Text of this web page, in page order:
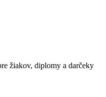
žiakov, diplomy a darčeky